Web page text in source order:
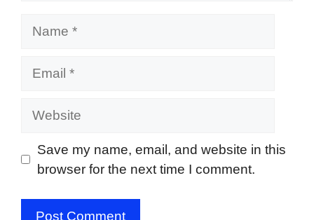
Website
Save my name, email, and website in this
browser for the next time I comment.